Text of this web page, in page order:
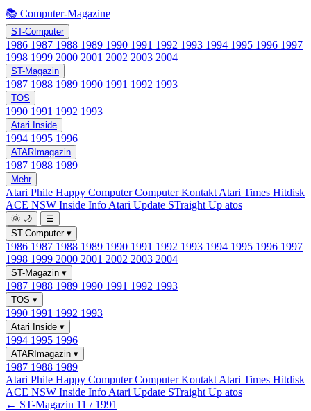
📚 Computer-Magazine
ST-Computer
1986 1987 1988 1989 1990 1991 1992 1993 1994 1995 1996 1997
1998 1999 2000 2001 2002 2003 2004
ST-Magazin
1987 1988 1989 1990 1991 1992 1993
TOS
1990 1991 1992 1993
Atari Inside
1994 1995 1996
ATARImagazin
1987 1988 1989
Mehr
Atari Phile Happy ComputerComputer Kontakt Atari Times Hitdisk
ACE NSW Inside Info Atari Update STraight Up atos
🌞 🌙
☰
ST-Computer ▾
1986 1987 1988 1989 1990 1991 1992 1993 1994 1995 1996 1997
1998 1999 2000 2001 2002 2003 2004
ST-Magazin ▾
1987 1988 1989 1990 1991 1992 1993
TOS ▾
1990 1991 1992 1993
Atari Inside ▾
1994 1995 1996
ATARImagazin ▾
1987 1988 1989
Atari Phile Happy ComputerComputer Kontakt Atari Times Hitdisk
ACE NSW Inside Info Atari Update STraight Up atos
← ST-Magazin 11 / 1991